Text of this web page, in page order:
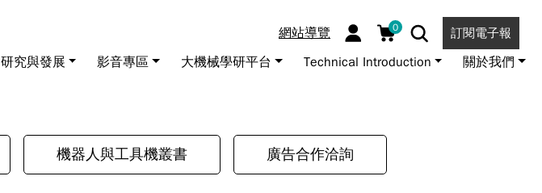
網站導覽 0 訂閱電子報
研究與發展 影音專區 大機械學研平台 Technical Introduction 關於我們
機器人與工具機叢書 廣告合作洽詢